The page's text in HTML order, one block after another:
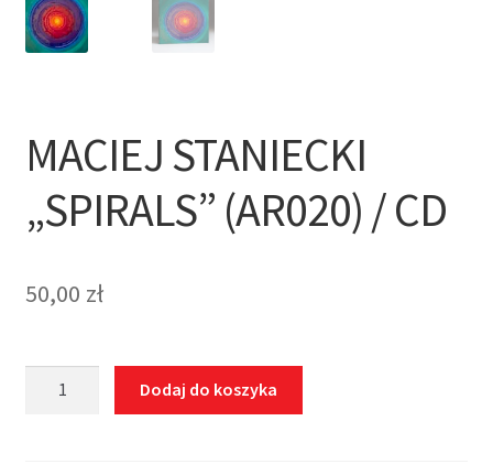
MACIEJ STANIECKI
„SPIRALS” (AR020) / CD
50,00 zł
Dodaj do koszyka